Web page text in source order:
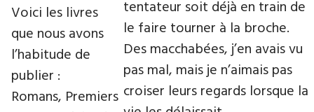
tentateur soit déjà en train de
le faire tourner à la broche.
Des macchabées, j’en avais vu
pas mal, mais je n’aimais pas
croiser leurs regards lorsque la
Voici les livres
que nous avons
l’habitude de
publier :
Romans, Premiers